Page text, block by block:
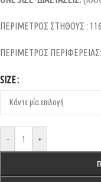
ΠΕΡΙΜΕΤΡΟΣ ΣΤΗΘΟΥΣ :
ΠΕΡΙΜΕΤΡΟΣ
SIZE
- +